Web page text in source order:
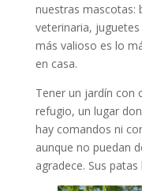
nuestras mascotas:
veterinaria,
más valioso es lo
en casa.
Tener un jardín con
refugio, un lugar
hay comandos ni
aunque no puedan
agradece. Sus